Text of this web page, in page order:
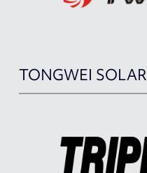
TONGWEI SOLAR